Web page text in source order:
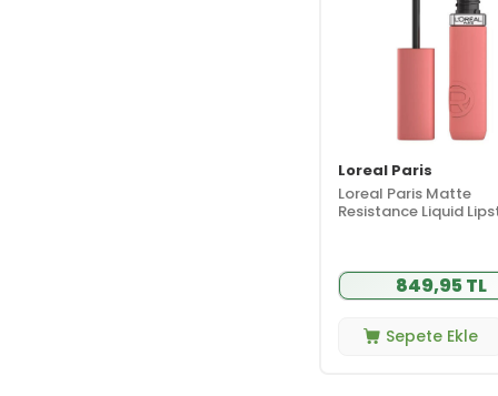
Loreal Paris
Loreal Paris Matte
Resistance Liquid
849,95 TL
Sepete Ekle